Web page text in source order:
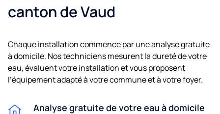
canton de Vaud
Chaque installation commence par une analyse gratuite
à domicile. Nos techniciens mesurent la dureté de votre
eau, évaluent votre installation et vous proposent
l’équipement adapté à votre commune et à votre foyer.
Analyse gratuite de votre eau à domicile